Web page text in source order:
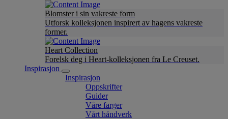
Blomster i sin vakreste form
Utforsk kolleksjonen inspirert av hagens vakreste
former.
Heart Collection
Forelsk deg i Heart-kolleksjonen fra Le Creuset.
Inspirasjon
Inspirasjon
Oppskrifter
Guider
Våre farger
Vårt håndverk